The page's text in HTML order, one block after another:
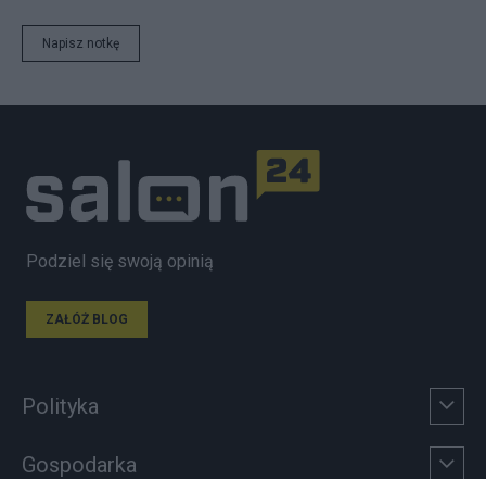
Napisz notkę
Podziel się swoją opinią
ZAŁÓŻ BLOG
Polityka
Gospodarka